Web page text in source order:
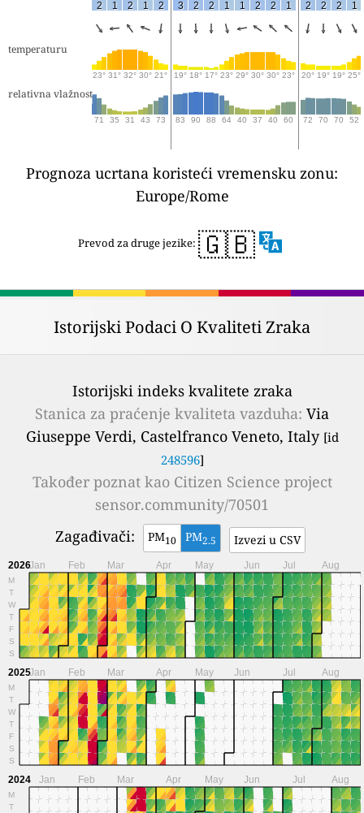
2 1 2 1 2 3 2 2 1 1 2 2 1 2 2 2 1
temperaturu
23° 31° 32° 30° 21° 19° 18° 17° 23° 29° 30° 30° 23° 20° 19° 19° 25°
relativna vlažnost
71 35 31 43 73 83 90 88 64 40 37 40 60 72 70 70 52
Prognoza ucrtana koristeći vremensku zonu:
Europe/Rome
Prevod za druge jezike: 🇬🇧
Istorijski Podaci O Kvaliteti Zraka
Istorijski indeks kvalitete zraka
Stanica za praćenje kvaliteta vazduha: Via
Giuseppe Verdi, Castelfranco Veneto, Italy [id
248596]
Također poznat kaoCitizen Science project
sensor.community/70501
Zagađivači:
PM10 PM2.5 Izvezi u CSV
2026
M
T
W
T
F
S
S
Jan Feb Mar Apr May Jun Jul Aug
2025
M
T
W
T
F
S
S
Jan Feb Mar Apr May Jun Jul Aug
2024
M
T
Jan Feb Mar Apr May Jun Jul Aug